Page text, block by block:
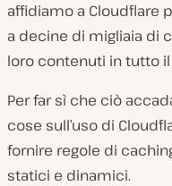
affidiamo a Cloudflare
a decine di migliaia di
loro contenuti in tutto
Per far sì che ciò
cose sull’uso di
fornire regole di
statici e dinamici.